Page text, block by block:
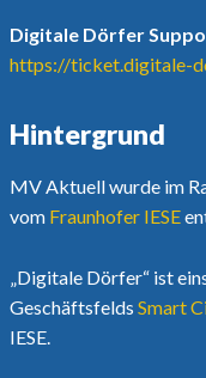
Digitale Dörfer
https://ticket.digitale-
Hintergrund
MV Aktuell wurde im
vom Fraunhofer IESE
„Digitale Dörfer“ ist
Geschäftsfelds Smart
IESE.